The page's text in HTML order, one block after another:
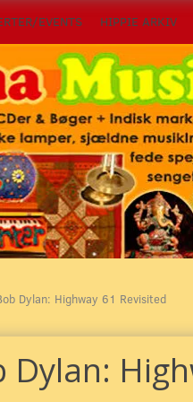
EVENTS HIPPIE ARKIV
Dylan: Highway 61 Revisited
Dylan: